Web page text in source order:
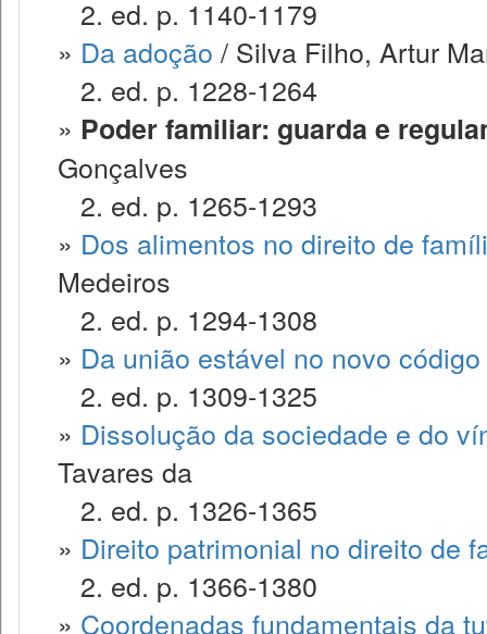
2. ed. p. 1140-1179
» Da adoção / Silva Filho, Artur
2. ed. p. 1228-1264
» Poder familiar: guarda e
Gonçalves
2. ed. p. 1265-1293
» Dos alimentos no direito de
Medeiros
2. ed. p. 1294-1308
» Da união estável no novo
2. ed. p. 1309-1325
» Dissolução da sociedade e do
Tavares da
2. ed. p. 1326-1365
» Direito patrimonial no direito de
2. ed. p. 1366-1380
» Coordenadas fundamentais da